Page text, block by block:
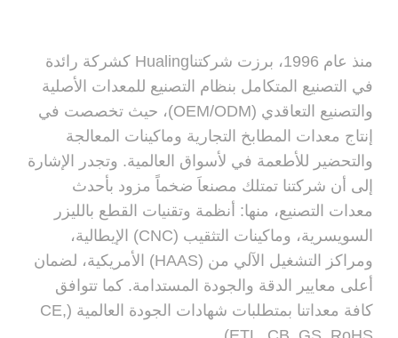
منذ عام 1996، برزت شركتناHualing كشركة رائدة
في التصنيع المتكامل بنظام التصنيع للمعدات الأصلية
والتصنيع التعاقدي (OEM/ODM)، حيث تخصصت في
إنتاج معدات المطابخ التجارية وماكينات المعالجة
والتحضير للأطعمة في لأسواق العالمية. وتجدر الإشارة
إلى أن شركتنا تمتلك مصنعاَ ضخماً مزود بأحدث
معدات التصنيع، منها: أنظمة وتقنيات القطع بالليزر
السويسرية، وماكينات التثقيب (CNC) الإيطالية،
ومراكز التشغيل الآلي من (HAAS) الأمريكية، لضمان
أعلى معايير الدقة والجودة المستدامة. كما تتوافق
كافة معداتنا بمتطلبات شهادات الجودة العالمية (CE,